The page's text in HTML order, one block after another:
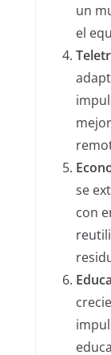
un
el
se
con